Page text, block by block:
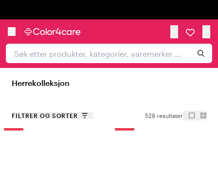
Herrekolleksjon
FILTRER OG SORTER 528 resultater